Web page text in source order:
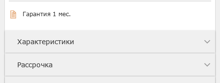
Гарантия 1 мес.
Характеристики
Рассрочка